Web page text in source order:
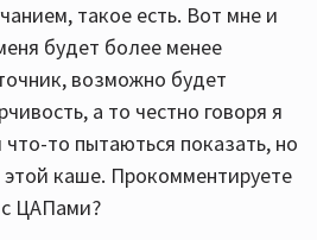
такое есть. Вот мне и
будет более менее
возможно будет
а то честно говоря я
то пытаються показать, но
этой каше. Прокомментируете
ЦАПами?